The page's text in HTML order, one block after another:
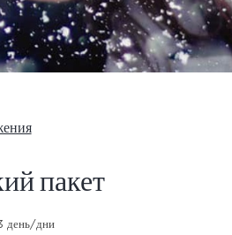
пакет
день/дни